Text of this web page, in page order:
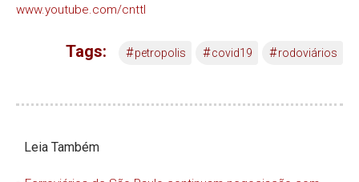
www.youtube.com/cnttl
Tags: #petropolis #covid19 #rodoviários
Leia Também